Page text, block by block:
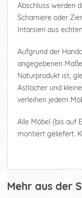
Abschluss werden
Scharniere oder
Intarsien aus
Aufgrund der
angegebenen
Naturprodukt ist,
Astlöcher und
verleihen jedem
Alle Möbel (bis auf
montiert geliefert.
Mehr aus der